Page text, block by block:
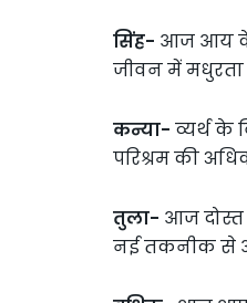
सिंह- आज आय के
जीवन में मधुरता
कन्या- व्यर्थ के
परिश्रम की
तुला- आज दोस्त
नई तकनीक से